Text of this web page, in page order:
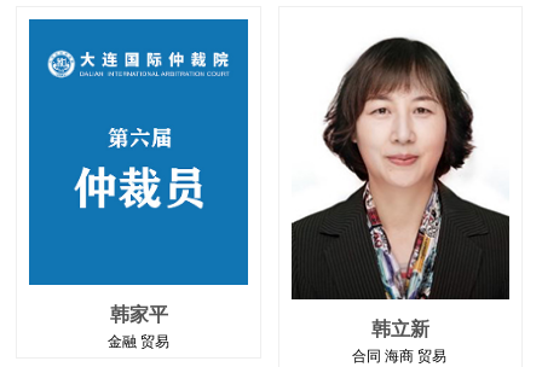
韩家平
金融 贸易
韩立新
合同 海商 贸易